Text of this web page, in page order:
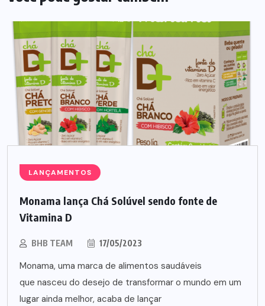
LANÇAMENTOS
Monama lança Chá Solúvel sendo fonte de
Vitamina D
BHB TEAM 17/05/2023
Monama, uma marca de alimentos saudáveis
que nasceu do desejo de transformar o mundo em um
lugar ainda melhor, acaba de lançar